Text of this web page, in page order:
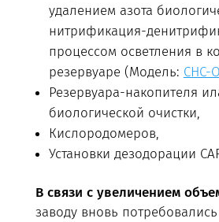
удалением азота
нитрификация-
процессом осветления в
резервуаре (Модель: CHC-
Резервуара-накопителя
биологической очистки,
Кислородомеров,
Установки дезодорации
В связи с увеличением
заводу вновь